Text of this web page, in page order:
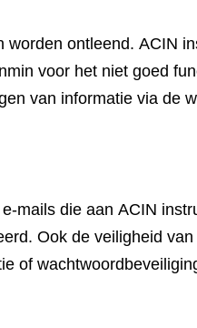
ontleend. ACIN
voor het niet goed
van informatie via de
mails die aan ACIN
Ook de veiligheid
of